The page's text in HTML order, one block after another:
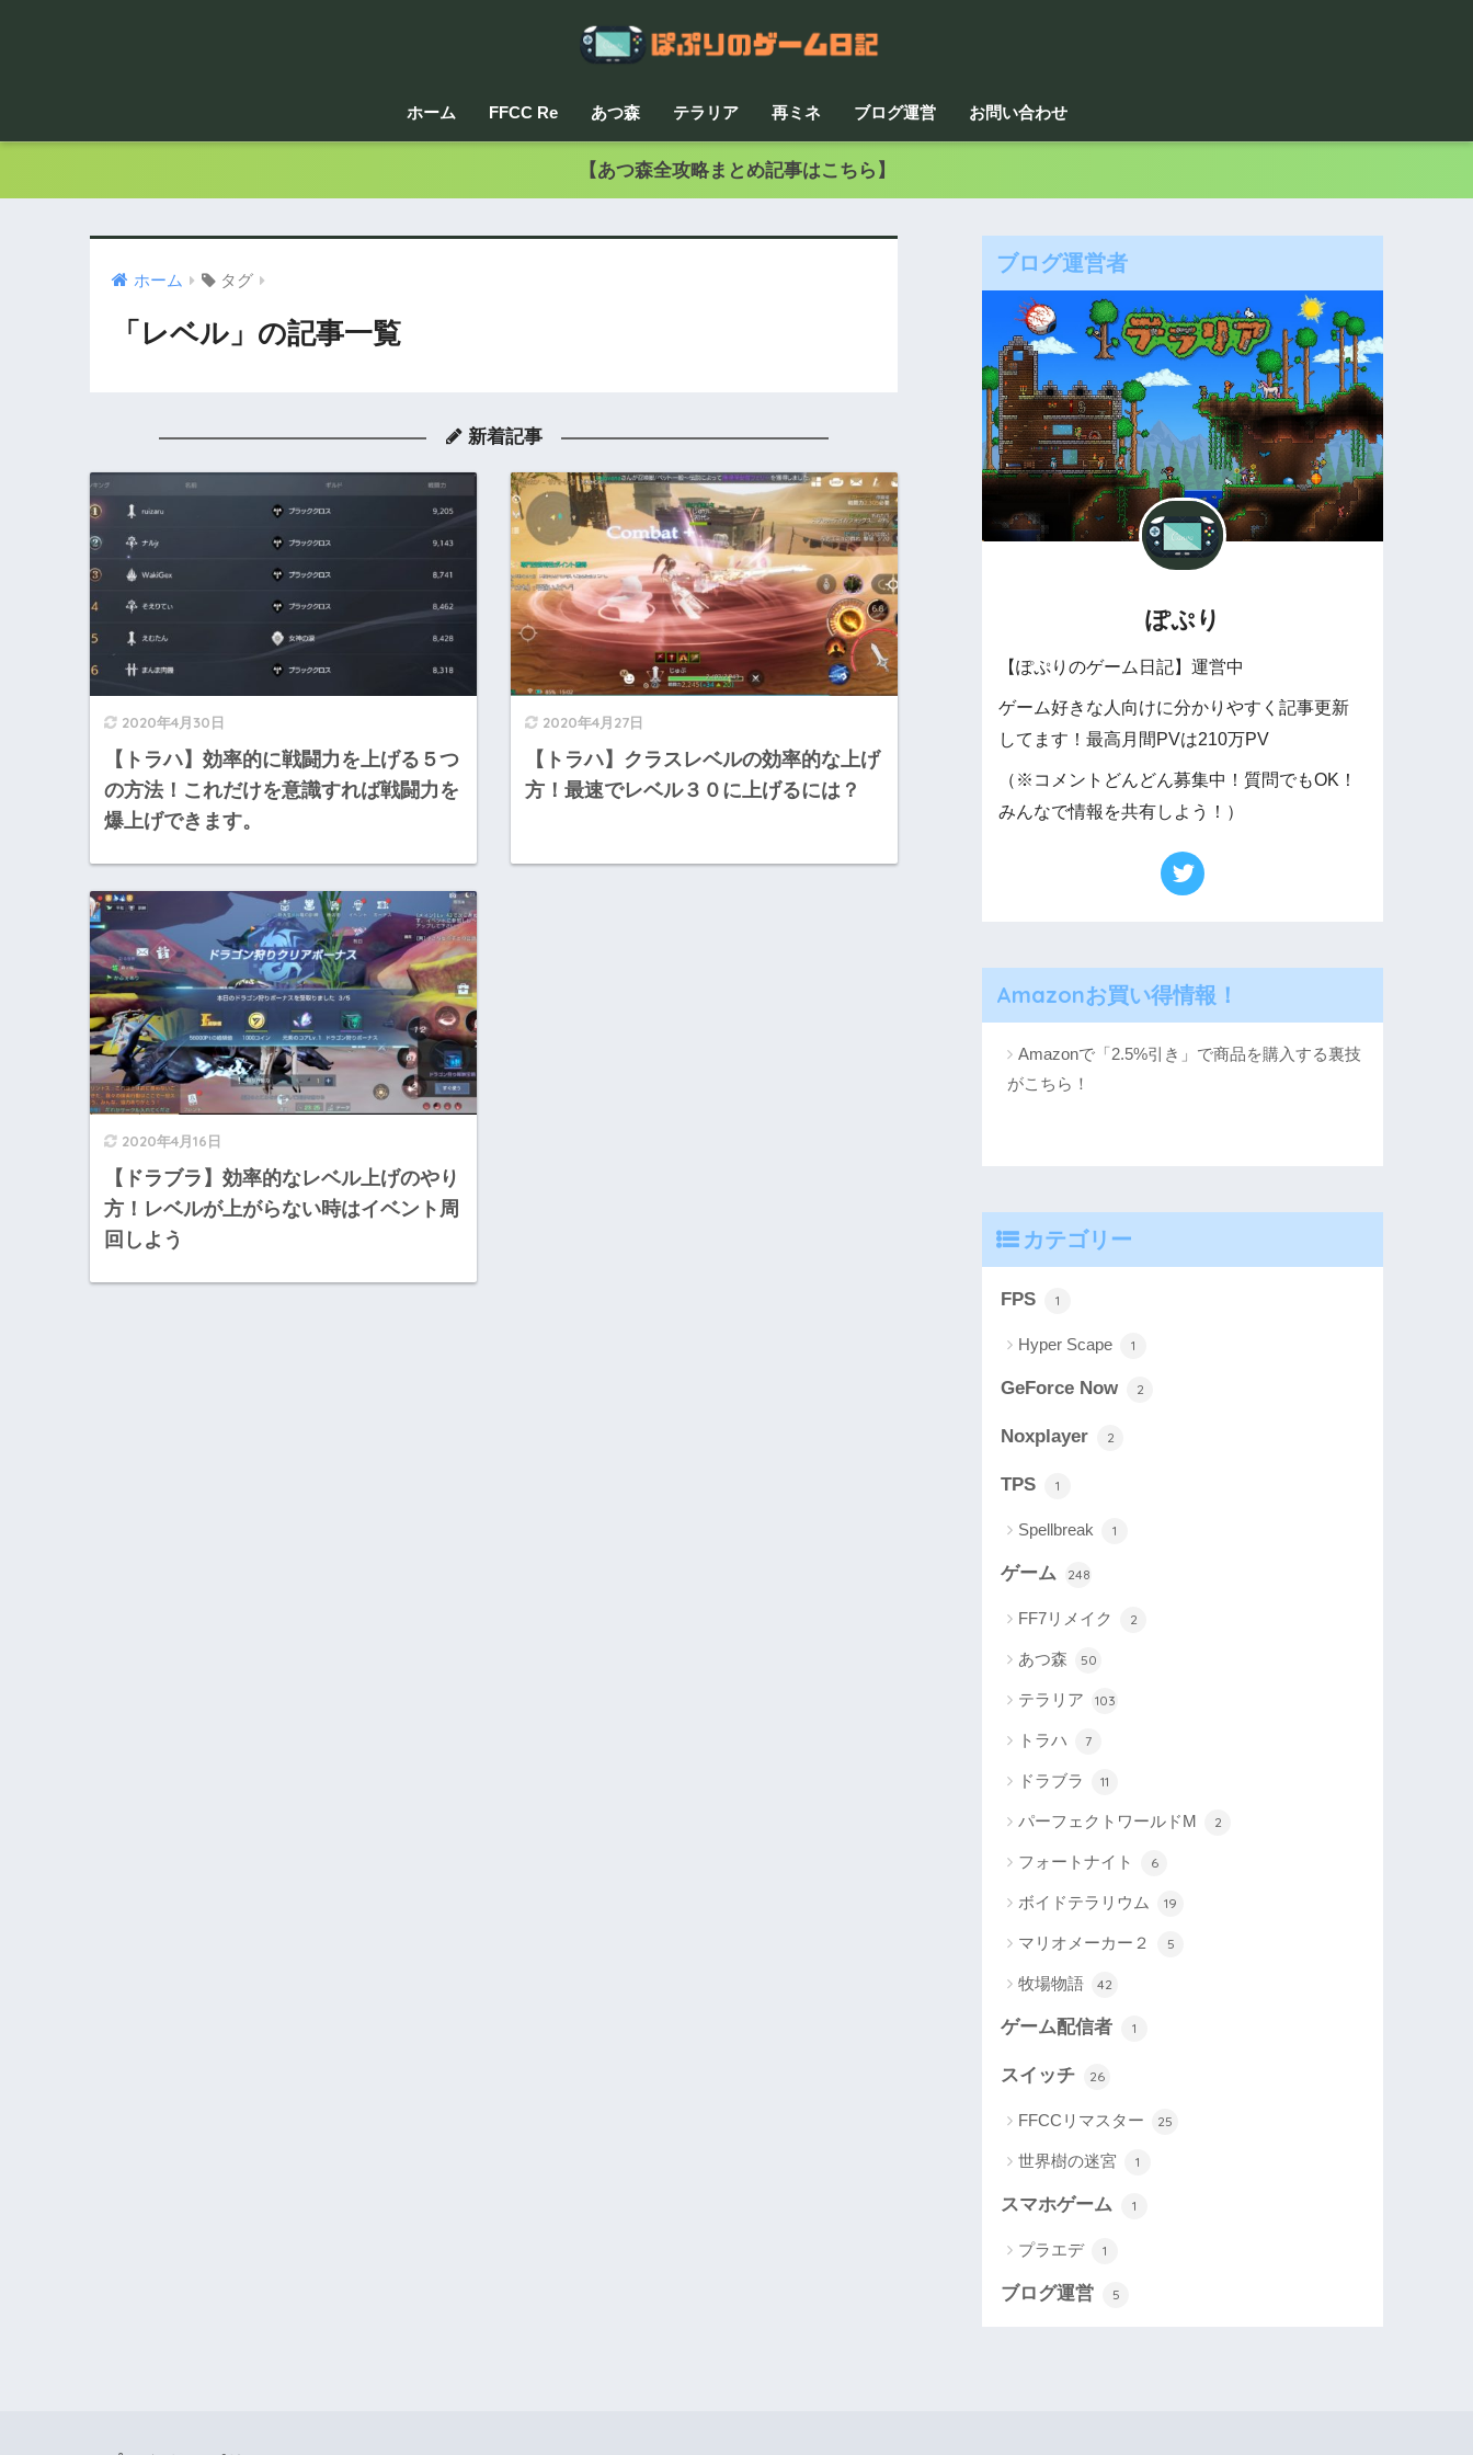
ホーム FFCC Re あつ森 テラリア 再ミネ ブログ運営 お問い合わせ
【あつ森全攻略まとめ記事はこちら】
ホーム タグ
「レベル」の記事一覧
新着記事
2020年4月30日
【トラハ】効率的に戦闘力を上げる５つ
の方法！これだけを意識すれば戦闘力を
爆上げできます。
2020年4月27日
【トラハ】クラスレベルの効率的な上げ
方！最速でレベル３０に上げるには？
2020年4月16日
【ドラブラ】効率的なレベル上げのやり
方！レベルが上がらない時はイベント周
回しよう
ブログ運営者
ぽぷり
【ぽぷりのゲーム日記】運営中
ゲーム好きな人向けに分かりやすく記事更新
してます！最高月間PVは210万PV
（※コメントどんどん募集中！質問でもOK！
みんなで情報を共有しよう！）
Amazonお買い得情報！
Amazonで「2.5%引き」で商品を購入する裏技
がこちら！
カテゴリー
FPS 1
Hyper Scape 1
GeForce Now 2
Noxplayer 2
TPS 1
Spellbreak 1
ゲーム 248
FF7リメイク 2
あつ森 50
テラリア 103
トラハ 7
ドラブラ 11
パーフェクトワールドM 2
フォートナイト 6
ボイドテラリウム 19
マリオメーカー２ 5
牧場物語 42
ゲーム配信者 1
スイッチ 26
FFCCリマスター 25
世界樹の迷宮 1
スマホゲーム 1
プラエデ 1
ブログ運営 5